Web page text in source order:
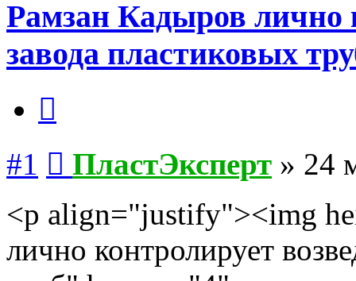
Рамзан Кадыров лично
завода пластиковых
#1 ПластЭксперт » 24
<p align="justify"><img
лично контролирует